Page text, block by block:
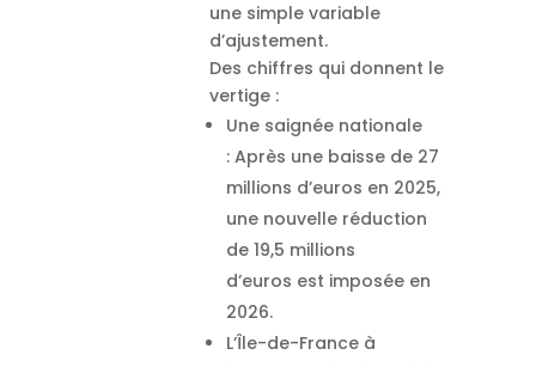
une simple variable
d’ajustement.
Des chiffres qui donnent le
vertige :
Une saignée nationale
: Après une baisse de 27
millions d’euros en 2025,
une nouvelle réduction
de 19,5 millions
d’euros est imposée en
2026.
L’Île-de-France à